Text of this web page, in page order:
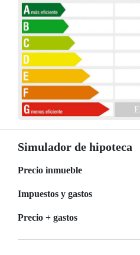
Simulador de hipoteca
Precio inmueble
Impuestos y gastos
Precio + gastos